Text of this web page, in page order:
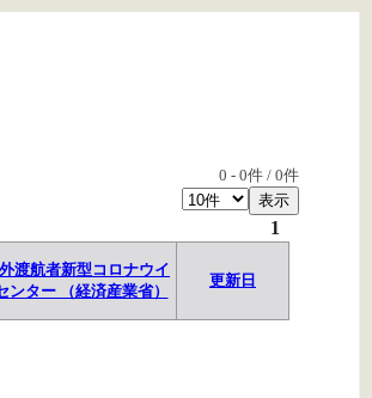
0 - 0件 / 0件
1
渡航者新型コロナウイ
ンター （経済産業省）
更新日